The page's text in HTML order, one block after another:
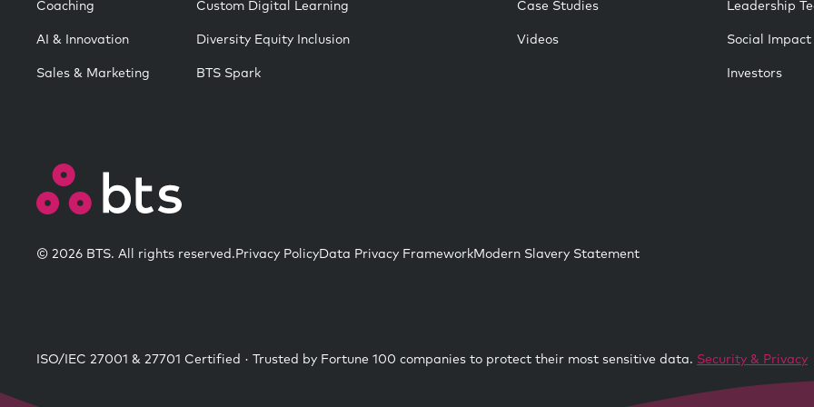
Coaching
AI & Innovation
Sales & Marketing
Custom Digital Learning
Diversity Equity Inclusion
BTS Spark
Case Studies
Videos
Leadership
Social Impact
Investors
© 2026 BTS. All rights reserved. Privacy PolicyData Privacy FrameworkModern Slavery Statement
ISO/IEC 27001 & 27701 Certified · Trusted by Fortune 100 companies to protect their most sensitive data. Security & Privacy